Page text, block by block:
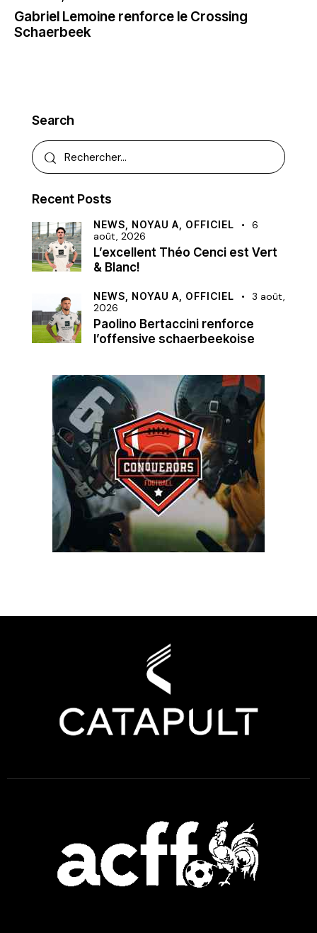
Gabriel Lemoine renforce le Crossing
Schaerbeek
Search
Recent Posts
NEWS, NOYAU A, OFFICIEL
6
août, 2026
L’excellent Théo Cenci est Vert
& Blanc!
NEWS, NOYAU A, OFFICIEL
3 août,
2026
Paolino Bertaccini renforce
l’offensive schaerbeekoise